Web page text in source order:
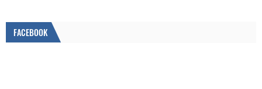
FACEBOOK